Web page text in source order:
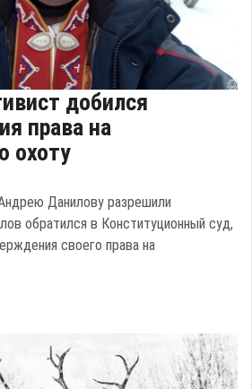
добился
права на
охоту
Данилову разрешили
обратился в Конституционный суд,
своего права на